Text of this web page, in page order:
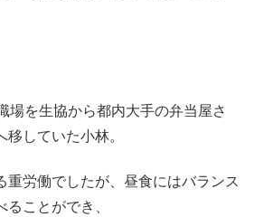
場を生協から都内大手の弁当屋さ
していた小林。
重労働でしたが、昼食にはバランス
ことができ、